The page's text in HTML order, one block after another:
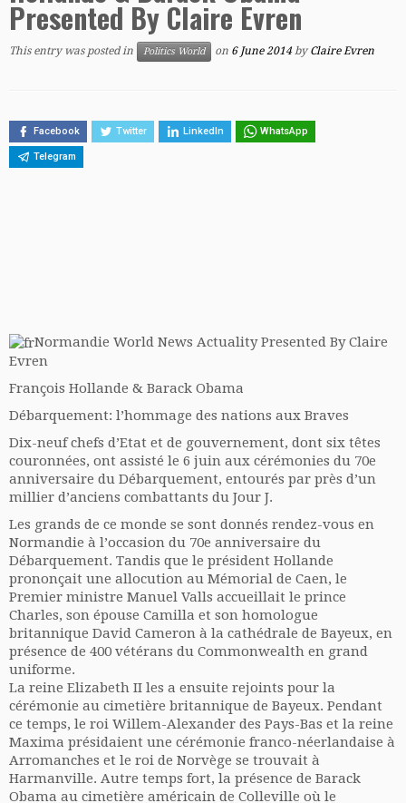
Presented By Claire Evren
This entry was posted in Politics World on 6 June 2014 byClaire Evren
Facebook Twitter LinkedIn WhatsApp
Telegram
Normandie World News Actuality Presented By Claire
Evren
François Hollande & Barack Obama
Débarquement: l’hommage des nations aux Braves
Dix-neuf chefs d’Etat et de gouvernement, dont six têtes
couronnées, ont assisté le 6 juin aux cérémonies du 70e
anniversaire du Débarquement, entourés par près d’un
millier d’anciens combattants du Jour J.
Les grands de ce monde se sont donnés rendez-vous en
Normandie à l’occasion du 70e anniversaire du
Débarquement. Tandis que le président Hollande
prononçait une allocution au Mémorial de Caen, le
Premier ministre Manuel Valls accueillait le prince
Charles, son épouse Camilla et son homologue
britannique David Cameron à la cathédrale de Bayeux, en
présence de 400 vétérans du Commonwealth en grand
uniforme.
La reine Elizabeth II les a ensuite rejoints pour la
cérémonie au cimetière britannique de Bayeux. Pendant
ce temps, le roi Willem-Alexander des Pays-Bas et la reine
Maxima présidaient une cérémonie franco-néerlandaise à
Arromanches et le roi de Norvège se trouvait à
Harmanville. Autre temps fort, la présence de Barack
Obama au cimetière américain de Colleville où le